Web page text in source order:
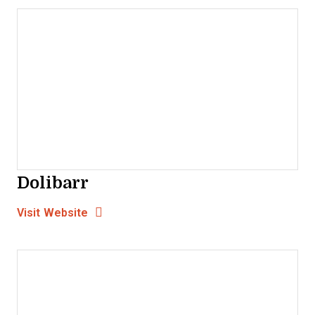
Dolibarr
Visit Website Opens New Window